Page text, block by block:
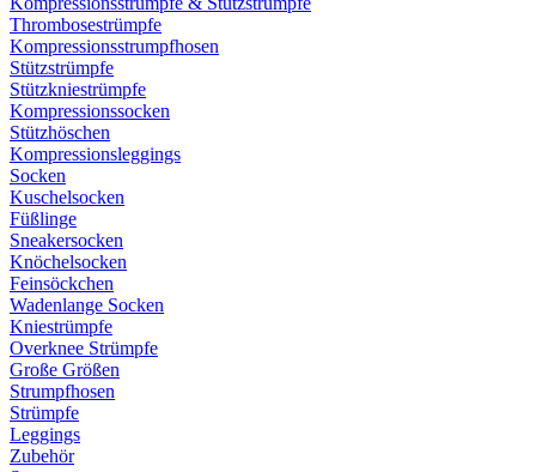
Thrombosestrümpfe
Kompressionsstrumpfhosen
Stützstrümpfe
Stützkniestrümpfe
Kompressionssocken
Stützhöschen
Kompressionsleggings
Socken
Kuschelsocken
Füßlinge
Sneakersocken
Knöchelsocken
Feinsöckchen
Wadenlange Socken
Kniestrümpfe
Overknee Strümpfe
Große Größen
Strumpfhosen
Strümpfe
Leggings
Zubehör